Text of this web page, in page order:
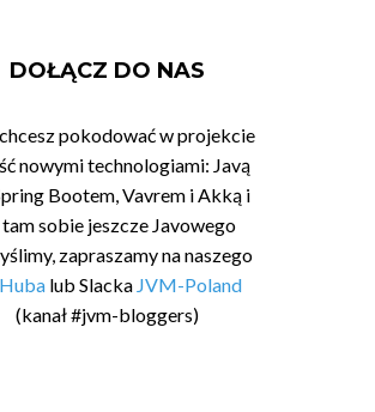
DOŁĄCZ DO NAS
pokodować w projekcie
nowymi technologiami: Javą
Bootem, Vavrem i Akką i
sobie jeszcze Javowego
zapraszamy na naszego
lub Slacka JVM-Poland
(kanał #jvm-bloggers)